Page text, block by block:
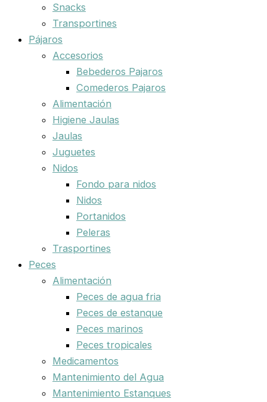
Snacks
Transportines
Pájaros
Accesorios
Bebederos Pajaros
Comederos Pajaros
Alimentación
Higiene Jaulas
Jaulas
Juguetes
Nidos
Fondo para nidos
Nidos
Portanidos
Peleras
Trasportines
Peces
Alimentación
Peces de agua fria
Peces de estanque
Peces marinos
Peces tropicales
Medicamentos
Mantenimiento del Agua
Mantenimiento Estanques